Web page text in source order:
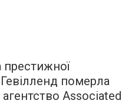
Гевілленд померла
агентство Associated